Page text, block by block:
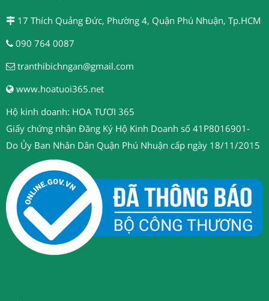
17 Thích Quảng Đức, Phường 4, Quận Phú Nhuận, Tp.HCM
090 764 0087
tranthibichngan@gmail.com
www.hoatuoi365.net
Hộ kinh doanh: HOA TƯƠI 365
Giấy chứng nhận Đăng Ký Hộ Kinh Doanh số 41P8016901-
Do Ủy Ban Nhân Dân Quận Phú Nhuận cấp ngày 18/11/2015